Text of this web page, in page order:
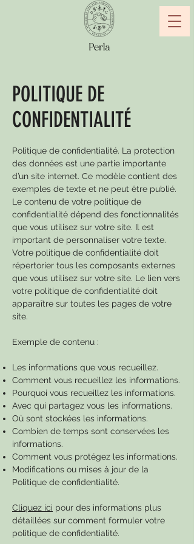
POLITIQUE DE
CONFIDENTIALITÉ
Politique de confidentialité. La protection
des données est une partie importante
d’un site internet. Ce modèle contient des
exemples de texte et ne peut être publié.
Le contenu de votre politique de
confidentialité dépend des fonctionnalités
que vous utilisez sur votre site. Il est
important de personnaliser votre texte.
Votre politique de confidentialité doit
répertorier tous les composants externes
que vous utilisez sur votre site. Le lien vers
votre politique de confidentialité doit
apparaître sur toutes les pages de votre
site.
Exemple de contenu :
Les informations que vous recueillez.
Comment vous recueillez les informations.
Pourquoi vous recueillez les informations.
Avec qui partagez vous les informations.
Où sont stockées les informations.
Combien de temps sont conservées les
informations.
Comment vous protégez les informations.
Modifications ou mises à jour de la
Politique de confidentialité.
Cliquez ici pour des informations plus
détaillées sur comment formuler votre
politique de confidentialité.